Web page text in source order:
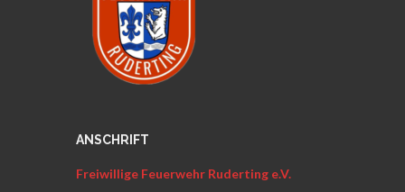
ANSCHRIFT
Freiwillige Feuerwehr Ruderting e.V.